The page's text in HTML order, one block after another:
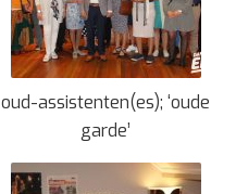
oud-assistenten(es); ‘oude
garde’